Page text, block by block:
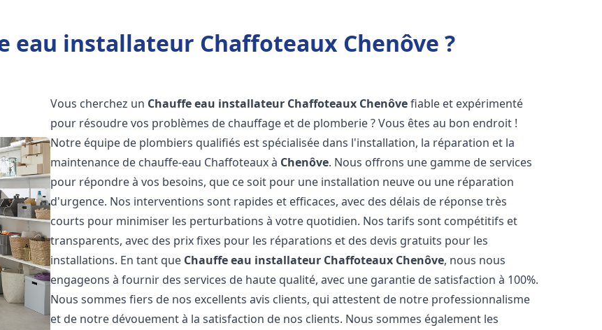
eau installateur Chaffoteaux Chenôve ?
Vous cherchez un Chauffe eau installateur Chaffoteaux Chenôvefiable et expérimenté
pour résoudre vos problèmes de chauffage et de plomberie ? Vous êtes au bon endroit !
Notre équipe de plombiers qualifiés est spécialisée dans l'installation, la réparation et la
maintenance de chauffe-eau Chaffoteaux à Chenôve. Nous offrons une gamme de services
pour répondre à vos besoins, que ce soit pour une installation neuve ou une réparation
d'urgence. Nos interventions sont rapides et efficaces, avec des délais de réponse très
courts pour minimiser les perturbations à votre quotidien. Nos tarifs sont compétitifs et
transparents, avec des prix fixes pour les réparations et des devis gratuits pour les
installations. En tant que Chauffe eau installateur Chaffoteaux Chenôve, nous nous
engageons à fournir des services de haute qualité, avec une garantie de satisfaction à 100%.
Nous sommes fiers de nos excellents avis clients, qui attestent de notre professionnalisme
et de notre dévouement à la satisfaction de nos clients. Nous sommes également les